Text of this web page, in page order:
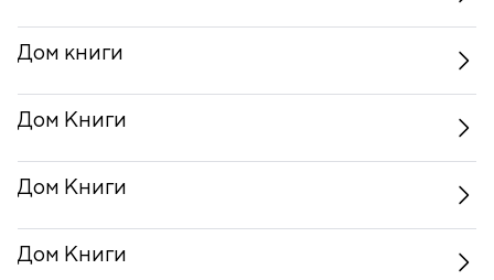
Дом книги
Дом Книги
Дом Книги
Дом Книги